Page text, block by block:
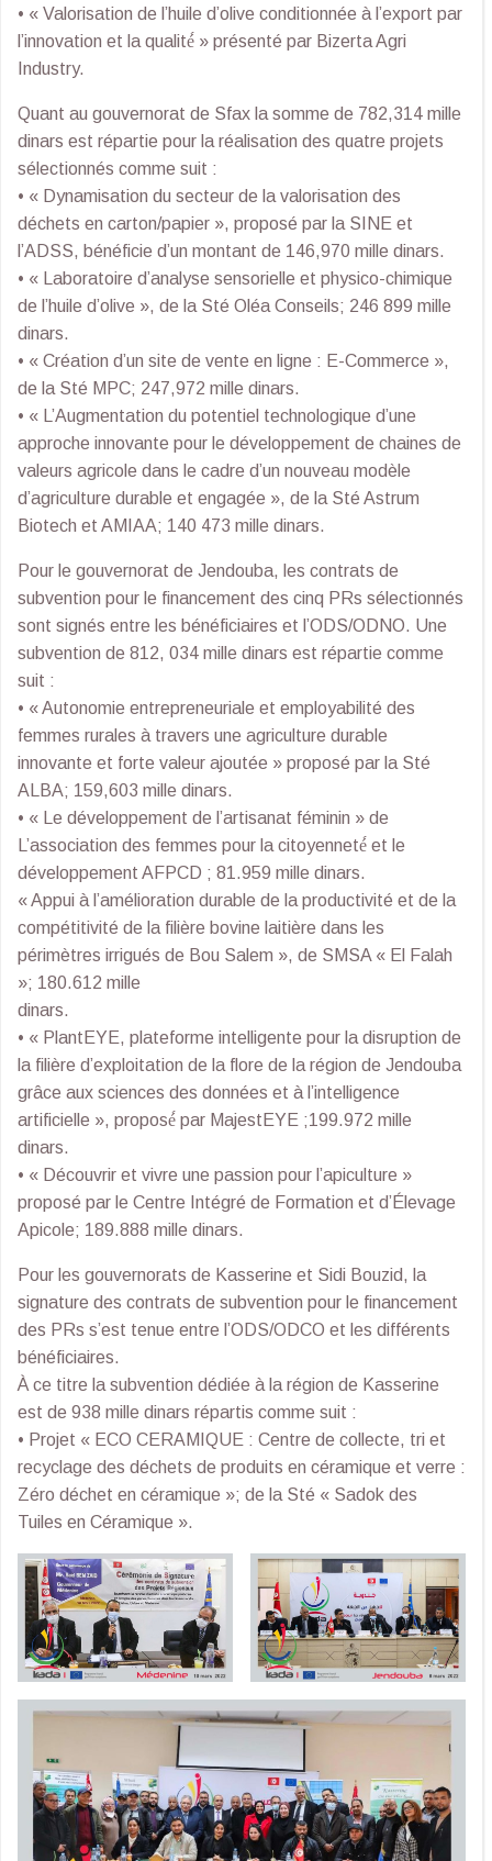
• « Valorisation de l’huile d’olive conditionnée à l’export par
l’innovation et la qualité́ » présenté par Bizerta Agri
Industry.
Quant au gouvernorat de Sfax la somme de 782,314 mille
dinars est répartie pour la réalisation des quatre projets
sélectionnés comme suit :
• « Dynamisation du secteur de la valorisation des
déchets en carton/papier », proposé par la SINE et
l’ADSS, bénéficie d’un montant de 146,970 mille dinars.
• « Laboratoire d’analyse sensorielle et physico-chimique
de l’huile d’olive », de la Sté Oléa Conseils; 246 899 mille
dinars.
• « Création d’un site de vente en ligne : E-Commerce »,
de la Sté MPC; 247,972 mille dinars.
• « L’Augmentation du potentiel technologique d’une
approche innovante pour le développement de chaines de
valeurs agricole dans le cadre d’un nouveau modèle
d’agriculture durable et engagée », de la Sté Astrum
Biotech et AMIAA; 140 473 mille dinars.
Pour le gouvernorat de Jendouba, les contrats de
subvention pour le financement des cinq PRs sélectionnés
sont signés entre les bénéficiaires et l’ODS/ODNO. Une
subvention de 812, 034 mille dinars est répartie comme
suit :
• « Autonomie entrepreneuriale et employabilité des
femmes rurales à travers une agriculture durable
innovante et forte valeur ajoutée » proposé par la Sté
ALBA; 159,603 mille dinars.
• « Le développement de l’artisanat féminin » de
L’association des femmes pour la citoyenneté́ et le
développement AFPCD ; 81.959 mille dinars.
« Appui à l’amélioration durable de la productivité et de la
compétitivité de la filière bovine laitière dans les
périmètres irrigués de Bou Salem », de SMSA « El Falah
»; 180.612 mille
dinars.
• « PlantEYE, plateforme intelligente pour la disruption de
la filière d’exploitation de la flore de la région de Jendouba
grâce aux sciences des données et à l’intelligence
artificielle », proposé́ par MajestEYE ;199.972 mille
dinars.
• « Découvrir et vivre une passion pour l’apiculture »
proposé par le Centre Intégré de Formation et d’Élevage
Apicole; 189.888 mille dinars.
Pour les gouvernorats de Kasserine et Sidi Bouzid, la
signature des contrats de subvention pour le financement
des PRs s’est tenue entre l’ODS/ODCO et les différents
bénéficiaires.
À ce titre la subvention dédiée à la région de Kasserine
est de 938 mille dinars répartis comme suit :
• Projet « ECO CERAMIQUE : Centre de collecte, tri et
recyclage des déchets de produits en céramique et verre :
Zéro déchet en céramique »; de la Sté « Sadok des
Tuiles en Céramique ».